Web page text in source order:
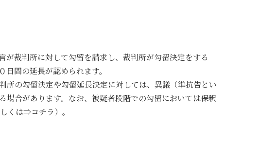
裁判所に対して勾留を請求し、裁判所が勾留決定をする
間の延長が認められます。
所の勾留決定や勾留延長決定に対しては、異議（準抗告とい
合があります。なお、被疑者段階での勾留においては保釈
くは⇒コチラ）。